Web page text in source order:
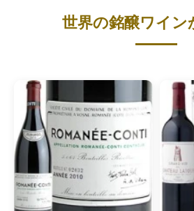
世界の銘醸ワイン